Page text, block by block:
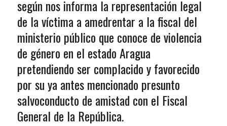
según nos informa la representación legal
de la víctima a amedrentar a la fiscal del
ministerio público que conoce de violencia
de género en el estado Aragua
pretendiendo ser complacido y favorecido
por su ya antes mencionado presunto
salvoconducto de amistad con el Fiscal
General de la República.